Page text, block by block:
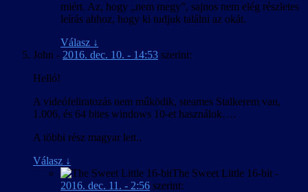
miért. Az, hogy „nem megy”, sajnos nem elég részletes
leírás ahhoz, hogy ki tudjuk találni az okát.
Válasz ↓
John - 2016. dec. 10. - 14:53 szerint:
Helló!
A videófeliratozás nem működik, steames Stalkerem van,
1.006, és 64 bites windows 10-et használok….
A többi rész magyar lett..
Válasz ↓
The Sweet Little 16-bit -
2016. dec. 11. - 2:56 szerint: